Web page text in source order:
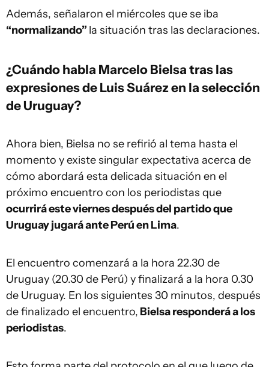
Además, señalaron el miércoles que se iba
“normalizando” la situación tras las declaraciones.
¿Cuándo habla Marcelo Bielsa tras las
expresiones de Luis Suárez en la selección
de Uruguay?
Ahora bien, Bielsa no se refirió al tema hasta el
momento y existe singular expectativa acerca de
cómo abordará esta delicada situación en el
próximo encuentro con los periodistas que
ocurrirá este viernes después del partido que
Uruguay jugará ante Perú en Lima.
El encuentro comenzará a la hora 22.30 de
Uruguay (20.30 de Perú) y finalizará a la hora 0.30
de Uruguay. En los siguientes 30 minutos, después
de finalizado el encuentro, Bielsa responderá a los
periodistas.